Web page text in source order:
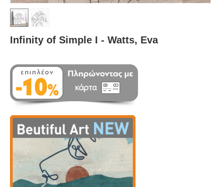
Infinity of Simple I - Watts, Eva